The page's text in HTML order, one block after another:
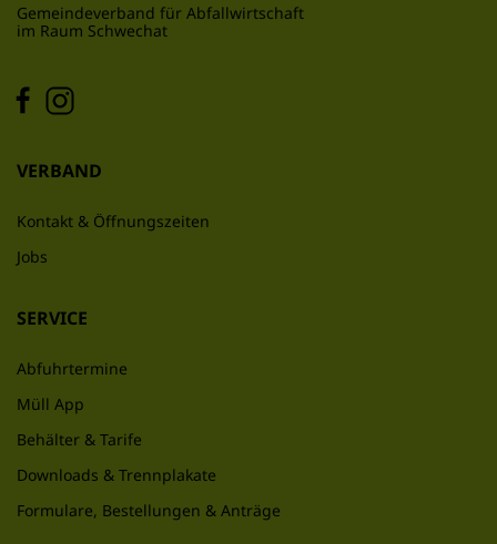
Gemeindeverband für Abfallwirtschaft
im Raum Schwechat
VERBAND
Kontakt & Öffnungszeiten
Jobs
SERVICE
Abfuhrtermine
Müll App
Behälter & Tarife
Downloads & Trennplakate
Formulare, Bestellungen & Anträge